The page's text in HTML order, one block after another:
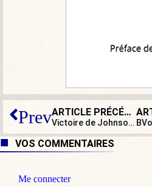
Prev ARTICLE PRÉCÉDENT
Victoire de Johnson, c’est la folie à London !
VOS COMMENTAIRES
Me connecter